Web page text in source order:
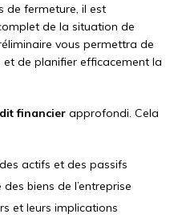
de fermeture, il est
de la situation de
vous permettra de
de planifier efficacement la
financier approfondi. Cela
actifs et des passifs
biens de l’entreprise
et leurs implications